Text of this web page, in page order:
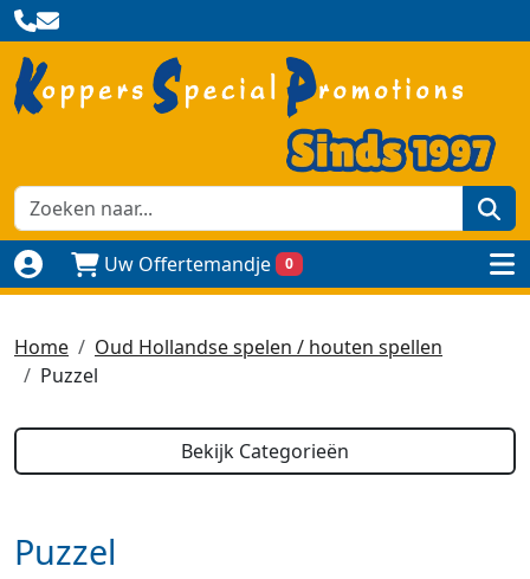
Naar login paginaUw Offertemandje 0
Home
Oud Hollandse spelen / houten spellen
Puzzel
Bekijk Categorieën
Puzzel